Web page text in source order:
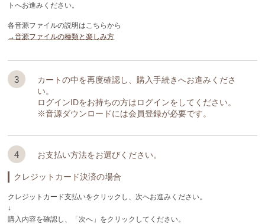
トへお進みください。
各音源ファイルの説明はこちらから
→音源ファイルの種類と楽しみ方
3
カートの中を再度確認し、購入手続きへお進みくださ
い。
ログインIDをお持ちの方はログインをしてください。
※音源ダウンロードには会員登録が必要です。
4 お支払い方法をお選びください。
クレジットカード決済の場合
クレジットカード支払いをクリックし、次へお進みください。
↓
購入内容を確認し、「次へ」をクリックしてください。